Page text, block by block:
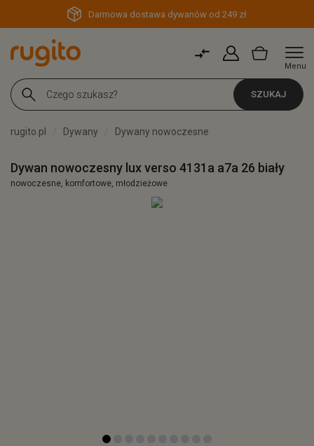
Darmowa dostawa dywanów od 249 zł
Menu
SZUKAJ
rugito.pl Dywany Dywany nowoczesne
Dywan nowoczesny lux verso 4131a a7a 26 biały
nowoczesne, komfortowe, młodzieżowe